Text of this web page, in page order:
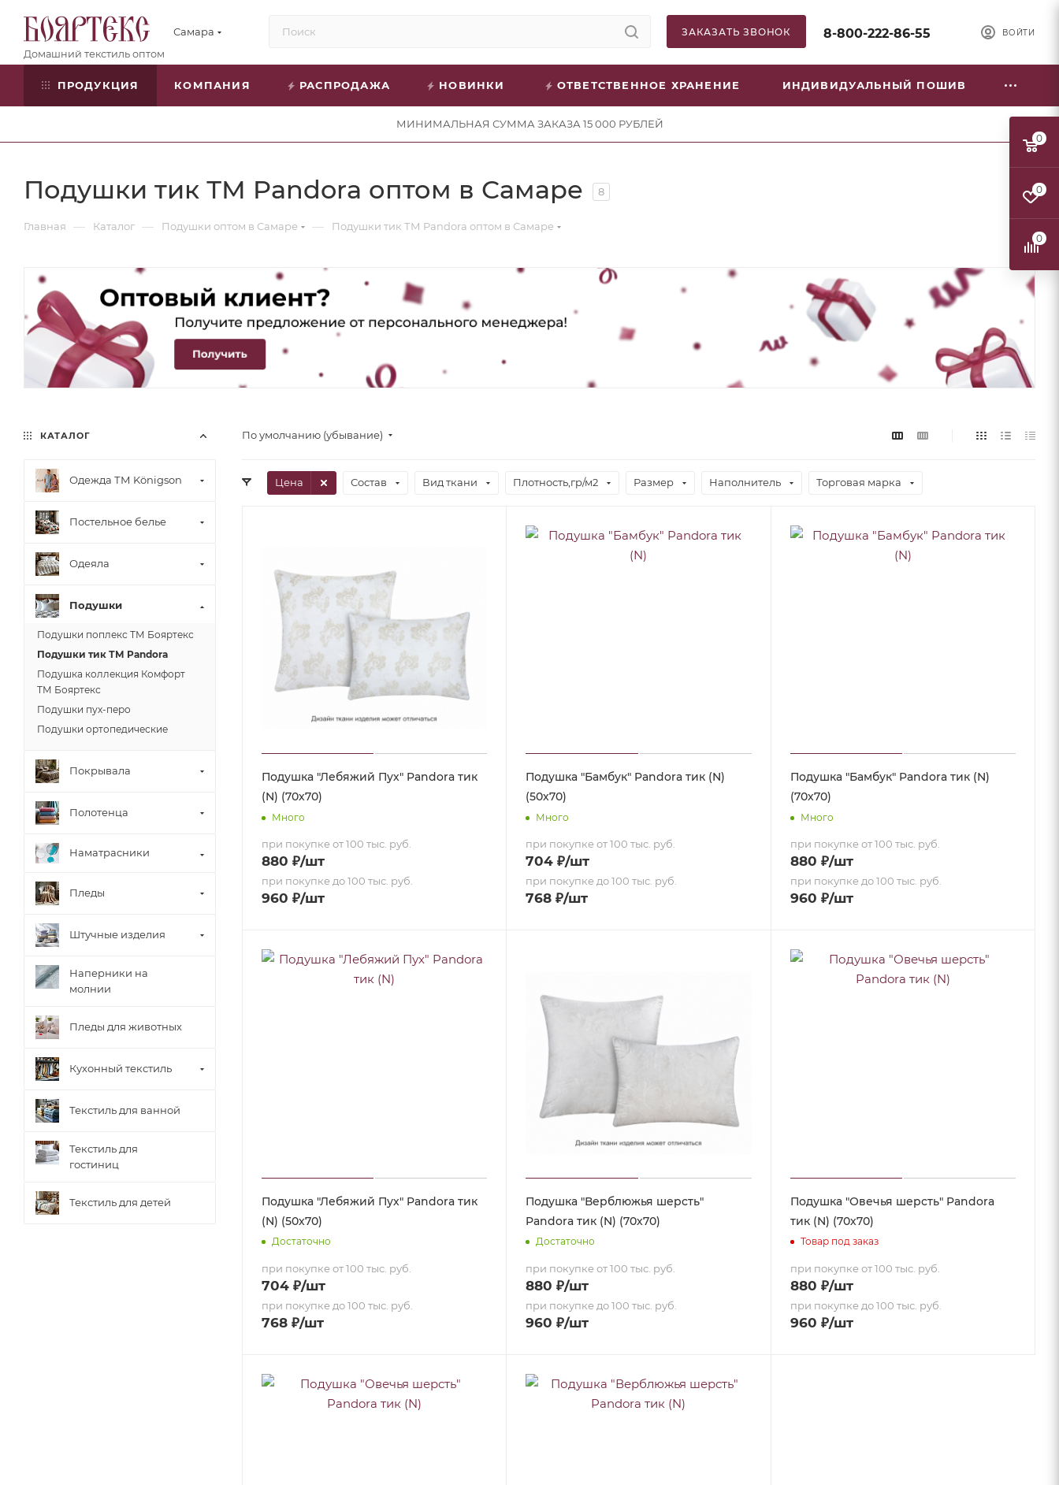
Самара ЗАКАЗАТЬ ЗВОНОК ВОЙТИ
8-800-222-86-55
ПРОДУКЦИЯ КОМПАНИЯ РАСПРОДАЖА НОВИНКИ ОТВЕТСТВЕННОЕ ХРАНЕНИЕ ИНДИВИДУАЛЬНЫЙ ПОШИВ
МИНИМАЛЬНАЯ СУММА ЗАКАЗА 15 000 РУБЛЕЙ
Подушки тик ТМ Pandora оптом в Самаре 8
Главная — Каталог — Подушки оптом в Самаре — Подушки тик ТМ Pandora оптом в Самаре
По умолчанию (убывание)
Цена Состав Вид ткани Плотность,гр/м2 Размер Наполнитель Торговая марка
Подушка "Лебяжий Пух" Pandora тик
(N) (70х70)
Много
при покупке от 100 тыс. руб.
880 ₽/шт
при покупке до 100 тыс. руб.
960 ₽/шт
Подушка "Бамбук" Pandora тик (N)
(50х70)
Много
при покупке от 100 тыс. руб.
704 ₽/шт
при покупке до 100 тыс. руб.
768 ₽/шт
Подушка "Бамбук" Pandora тик (N)
(70х70)
Много
при покупке от 100 тыс. руб.
880 ₽/шт
при покупке до 100 тыс. руб.
960 ₽/шт
Подушка "Лебяжий Пух" Pandora тик
(N) (50х70)
Достаточно
при покупке от 100 тыс. руб.
704 ₽/шт
при покупке до 100 тыс. руб.
768 ₽/шт
Подушка "Верблюжья шерсть"
Pandora тик (N) (70х70)
Достаточно
при покупке от 100 тыс. руб.
880 ₽/шт
при покупке до 100 тыс. руб.
960 ₽/шт
Подушка "Овечья шерсть" Pandora
тик (N) (70х70)
Товар под заказ
при покупке от 100 тыс. руб.
880 ₽/шт
при покупке до 100 тыс. руб.
960 ₽/шт
КАТАЛОГ
Одежда ТМ Königson
Постельное белье
Одеяла
Подушки
Подушки поплекс ТМ Бояртекс
Подушки тик ТМ Pandora
Подушка коллекция Комфорт
ТМ Бояртекс
Подушки пух-перо
Подушки ортопедические
Покрывала
Полотенца
Наматрасники
Пледы
Штучные изделия
Наперники на
молнии
Пледы для животных
Кухонный текстиль
Текстиль для ванной
Текстиль для
гостиниц
Текстиль для детей
0
0
0